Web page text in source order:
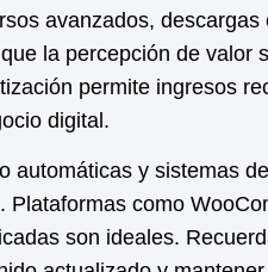
avanzados,
la percepción de valor
permite ingresos
digital.
automáticas y sistemas
como
son ideales.